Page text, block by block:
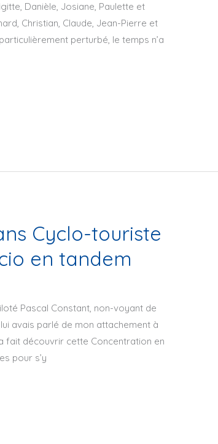
Danièle, Josiane, Paulette et
Christian, Claude, Jean-Pierre et
perturbé, le temps n’a
Cyclo-touriste
en tandem
Pascal Constant, non-voyant de
avais parlé de mon attachement à
fait découvrir cette Concentration en
pour s’y